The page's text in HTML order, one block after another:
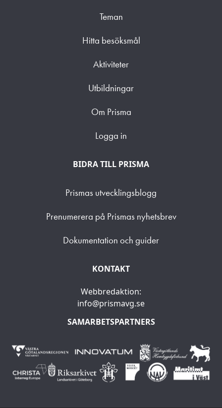
Teman
Hitta besöksmål
Aktiviteter
Utbildningar
Om Prisma
Logga in
BIDRA TILL PRISMA
Prismas utvecklingsblogg
Prenumerera på Prismas nyhetsbrev
Dokumentation och guider
KONTAKT
Webbredaktion:
info@prismavg.se
SAMARBETSPARTNERS